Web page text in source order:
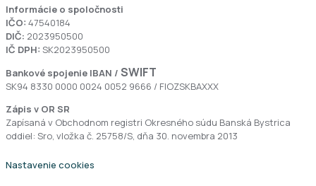
Informácie o spoločnosti
IČO: 47540184
DIČ: 2023950500
IČ DPH: SK2023950500
Bankové spojenie IBAN / SWIFT
SK94 8330 0000 0024 0052 9666 / FIOZSKBAXXX
Zápis v OR SR
Zapísaná v Obchodnom registri Okresného súdu Banská Bystrica
oddiel: Sro, vložka č. 25758/S, dňa 30. novembra 2013
Nastavenie cookies